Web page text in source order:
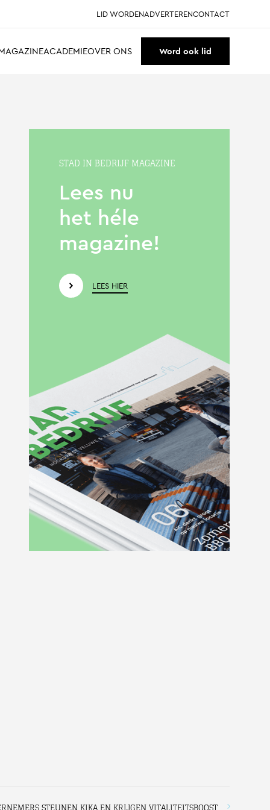
LID WORDENADVERTERENCONTACT
ACADEMIEOVER ONS Word ook lid
STAD IN BEDRIJF MAGAZINE
Lees nu
het héle
magazine!
LEES HIER
STEUNEN KIKA EN KRIJGEN VITALITEITSBOOST